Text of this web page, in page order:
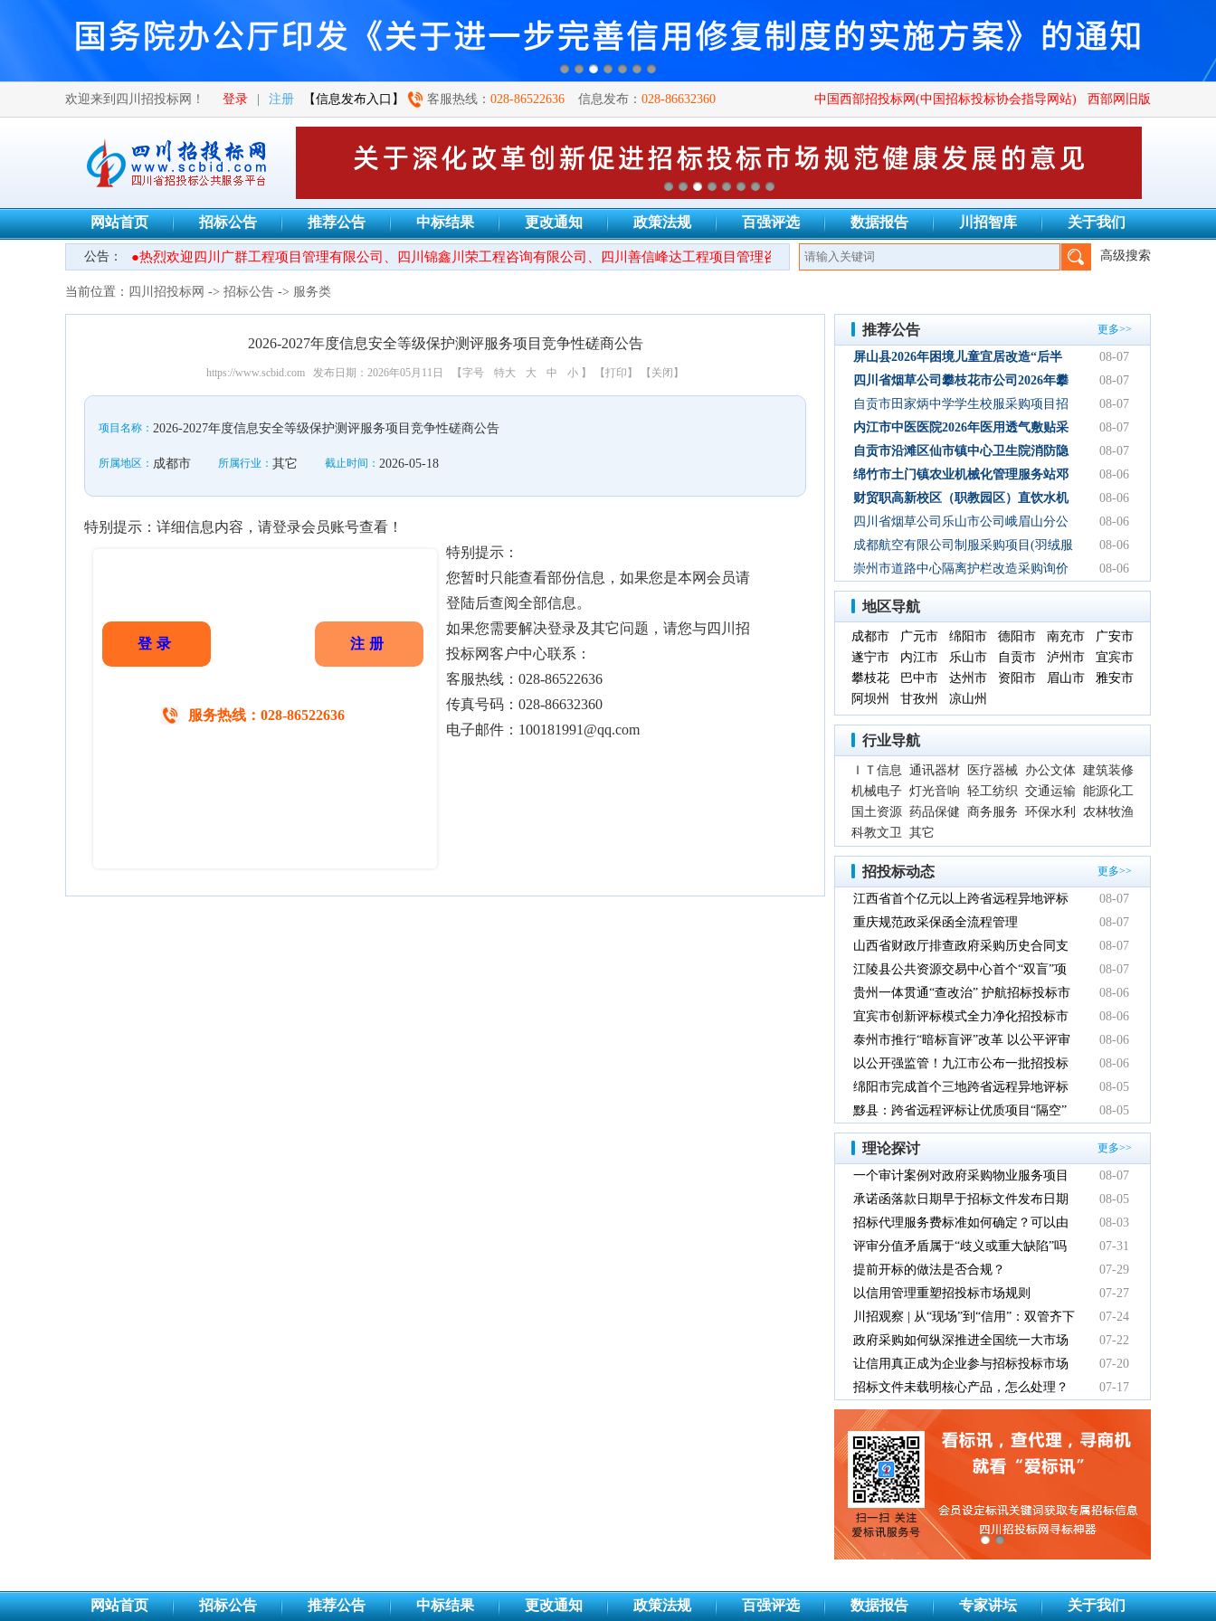
欢迎来到四川招投标网！ 登录 注册 【信息发布入口】 客服热线： 028-86522636 信息发布： 028-86632360 中国西部招投标网(中国招标投标协会指导网站) 西部网旧版
网站首页 招标公告 推荐公告 中标结果 更改通知 政策法规 百强评选 数据报告 川招智库 关于我们
公告：●热烈欢迎四川广群工程项目管理有限公司、四川锦鑫川荣工程咨询有限公司、四川善信峰达工程项目管理咨询有限公司、四川衡信建设项目管理有限公司、四川正汇恒招标代理有
高级搜索
当前位置： 四川招投标网 -> 招标公告 -> 服务类
2026-2027年度信息安全等级保护测评服务项目竞争性磋商公告
https://www.scbid.com 发布日期：2026年05月11日 【字号 特大 大 中 小 】 【打印】 【关闭】
项目名称： 2026-2027年度信息安全等级保护测评服务项目竞争性磋商公告
所属地区： 成都市 所属行业： 其它 截止时间： 2026-05-18
特别提示：详细信息内容，请登录会员账号查看！
登录 注册
服务热线：028-86522636
特别提示：
您暂时只能查看部份信息，如果您是本网会员请
登陆后查阅全部信息。
如果您需要解决登录及其它问题，请您与四川招
投标网客户中心联系：
客服热线：028-86522636
传真号码：028-86632360
电子邮件：100181991@qq.com
推荐公告 更多>>
屏山县2026年困境儿童宜居改造“后半
篇”文章暨“为你而来·相伴成长”关爱服
务项目（二次）流标公告
08-07
四川省烟草公司攀枝花市公司2026年攀
枝花烟叶烘烤自动计量服务【重新招
标】-询比采购公告
08-07
自贡市田家炳中学学生校服采购项目招
标（采购）更正公告（第一次）
08-07
内江市中医医院2026年医用透气敷贴采
购项目中选结果公告
08-07
自贡市沿滩区仙市镇中心卫生院消防隐
患改造项目结果公告
08-07
绵竹市土门镇农业机械化管理服务站邓
林加油站双层管线隐患整改项目结果公
示
08-06
财贸职高新校区（职教园区）直饮水机
设备采购项目采购公告
08-06
四川省烟草公司乐山市公司峨眉山分公
司2026年-2027年食堂食材购买服务-询比
采购公告
08-06
成都航空有限公司制服采购项目(羽绒服
类)成交结果公告
08-06
崇州市道路中心隔离护栏改造采购询价
通知
08-06
地区导航
成都市 广元市 绵阳市 德阳市 南充市
广安市
遂宁市
内江市 乐山市 自贡市 泸州市
宜宾市
攀枝花
巴中市 达州市 资阳市 眉山市
雅安市
阿坝州
甘孜州 凉山州
行业导航
ＩＴ信息 通讯器材 医疗器械 办公文体 建筑装修
机械电子 灯光音响 轻工纺织 交通运输 能源化工
国土资源 药品保健 商务服务 环保水利
农林牧渔
科教文卫 其它
招投标动态 更多>>
江西省首个亿元以上跨省远程异地评标
项目在鹰潭市完成
08-07
重庆规范政采保函全流程管理
08-07
山西省财政厅排查政府采购历史合同支
付情况
08-07
江陵县公共资源交易中心首个“双盲”项
目顺利完成
08-07
贵州一体贯通“查改治” 护航招标投标市
场规范健康发展
08-06
宜宾市创新评标模式全力净化招投标市
场环境
08-06
泰州市推行“暗标盲评”改革 以公平评审
推动政府采购提质增效
08-06
以公开强监管！九江市公布一批招投标
领域系统整治典型案例
08-06
绵阳市完成首个三地跨省远程异地评标
项目
08-05
黟县：跨省远程评标让优质项目“隔空”
落地
08-05
理论探讨 更多>>
一个审计案例对政府采购物业服务项目
的警示
08-07
承诺函落款日期早于招标文件发布日期
有效吗
08-05
招标代理服务费标准如何确定？可以由
中标人支付吗？
08-03
评审分值矛盾属于“歧义或重大缺陷”吗
07-31
提前开标的做法是否合规？
07-29
以信用管理重塑招投标市场规则
07-27
川招观察 | 从“现场”到“信用”：双管齐下
重塑招投标新秩序
07-24
政府采购如何纵深推进全国统一大市场
建设
07-22
让信用真正成为企业参与招标投标市场
竞争的“通行证”
07-20
招标文件未载明核心产品，怎么处理？
07-17
网站首页 招标公告 推荐公告 中标结果 更改通知 政策法规 百强评选 数据报告 专家讲坛 关于我们